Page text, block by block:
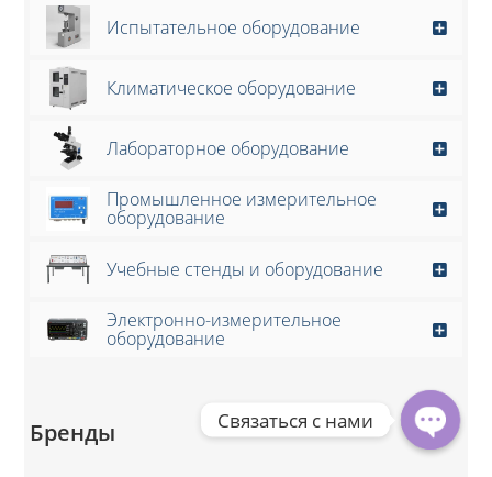
Испытательное оборудование
Климатическое оборудование
Лабораторное оборудование
Промышленное измерительное
оборудование
Учебные стенды и оборудование
Электронно-измерительное
оборудование
Бренды Связаться с нами